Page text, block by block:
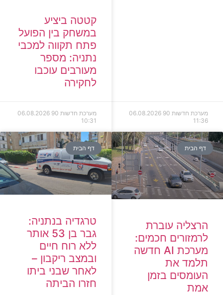
מערכת חדשות 90
06.08.2026
11:36
קטטה ביציע
במשחק בין הפועל
פתח תקווה למכבי
נתניה: מספר
מעורבים עוכבו
לחקירה
מערכת חדשות 90
06.08.2026
10:31
דף הבית
הרצליה עוברת
לרמזורים חכמים:
מערכת AI חדשה
תלמד את
העומסים בזמן
אמת
דף הבית
טרגדיה בנתניה:
גבר בן 53 אותר
ללא רוח חיים
ובמצב ריקבון –
לאחר שבני ביתו
חזרו הביתה